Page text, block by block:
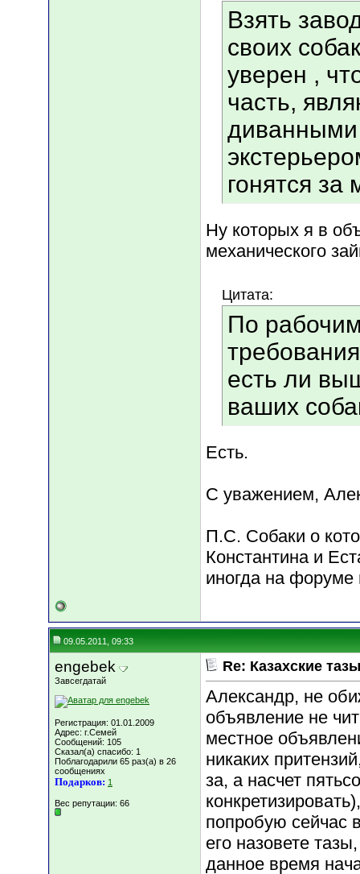
Взять
своих
уверен ,
часть,
диванными
гонятся
Ну которых я в
механического
Цитата:
По
есть ли
ваших
Есть.
С уважением,
П.С. Собаки о
Константина и
иногда на форуме
09.05.2011, 09:33
engebek
Завсегдатай
Регистрация: 01.01.2009
Адрес: г.Семей
Сообщений: 105
Сказал(а) спасибо: 1
Поблагодарили 65 раз(а) в 26
сообщениях
Подарков: 1
Вес репутации: 66
Re: Казахские
Александр, не
объявление не
местное
никаких
за, а насчет
попробую сейчас
его назовете
данное время